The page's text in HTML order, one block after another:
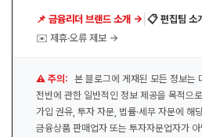
📌 금융리더 브랜드 소개 → 📋 편집팀 소
✉️ 제휴·오류 제보 →
⚠️ 주의: 본 블로그에 게재된 모든 정보는
전반에 관한 일반적인 정보 제공을 목적으
가입 권유, 투자 자문, 법률·세무 자문에 해
금융상품 판매업자 또는 투자자문업자가